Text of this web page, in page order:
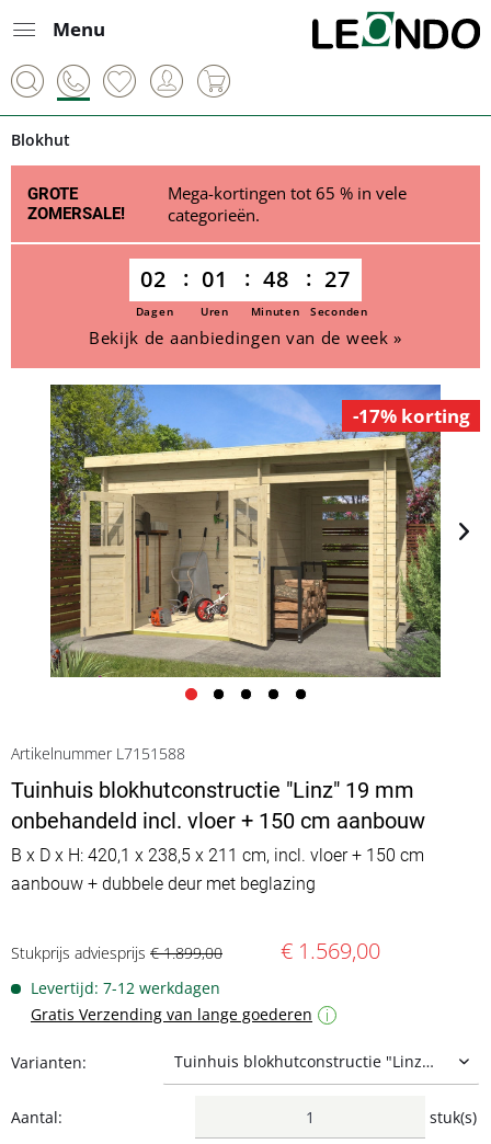
Menu
Blokhut
GROTE
ZOMERSALE!
Mega-kortingen tot 65 % in vele
categorieën.
02 01 48 27
Dagen Uren Minuten Seconden
Bekijk de aanbiedingen van de week »
-17% korting
Artikelnummer L7151588
Tuinhuis blokhutconstructie "Linz" 19 mm
onbehandeld incl. vloer + 150 cm aanbouw
B x D x H: 420,1 x 238,5 x 211 cm, incl. vloer + 150 cm
aanbouw + dubbele deur met beglazing
Stukprijs adviesprijs € 1.899,00 € 1.569,00
Levertijd: 7-12 werkdagen
Gratis Verzending van lange goederen
i
Varianten:
Aantal: stuk(s)